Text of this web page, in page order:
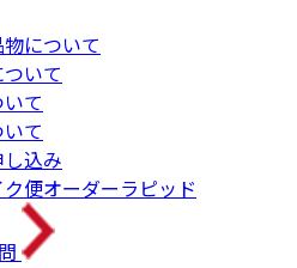
について
いて
て
て
込み
便オーダーラピッド